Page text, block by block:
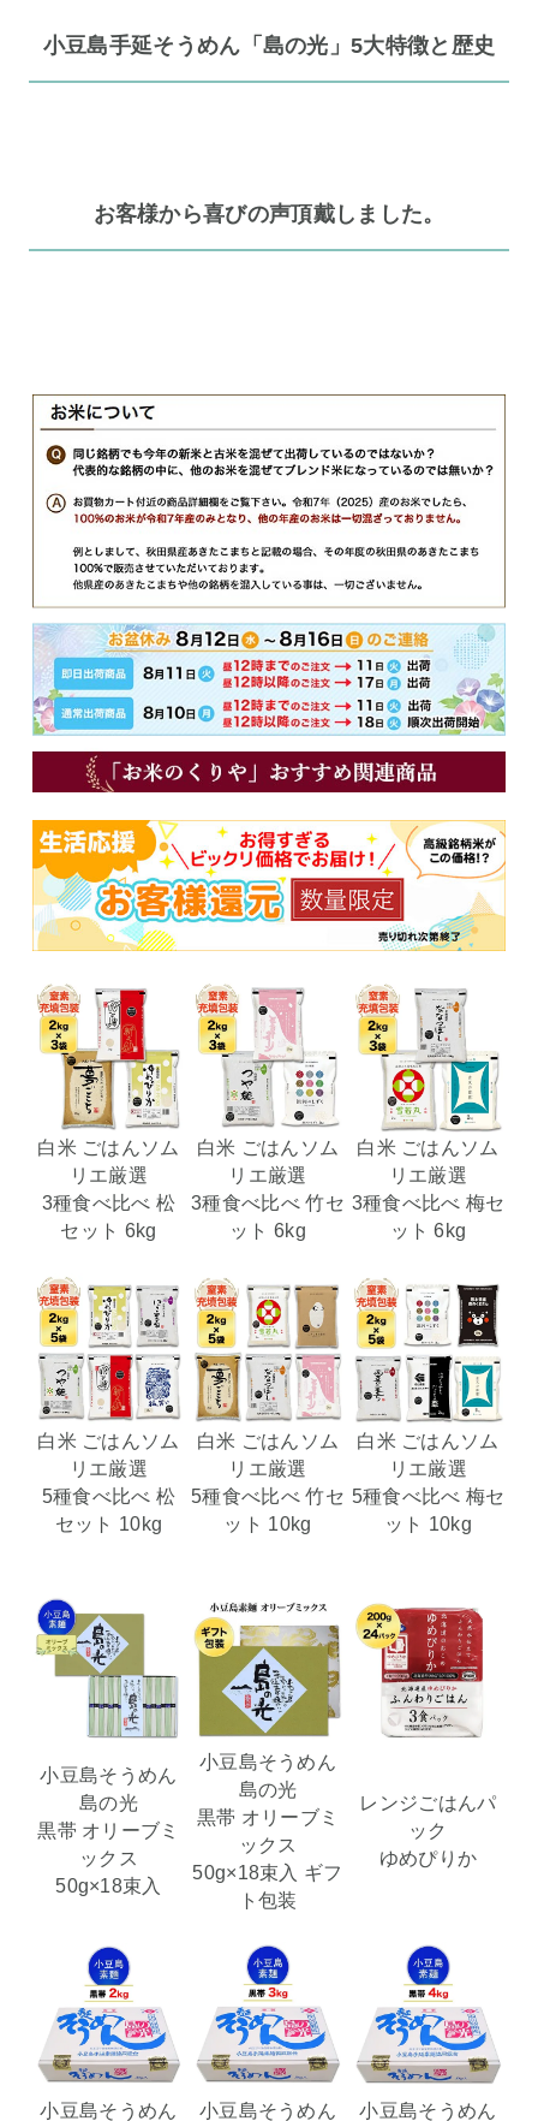
小豆島手延そうめん「島の光」5大特徴と歴史
お客様から喜びの声頂戴しました。
白米 ごはんソム
リエ厳選
3種食べ比べ 松
セット 6kg
白米 ごはんソム
リエ厳選
3種食べ比べ 竹セ
ット 6kg
白米 ごはんソム
リエ厳選
3種食べ比べ 梅セ
ット 6kg
白米 ごはんソム
リエ厳選
5種食べ比べ 松
セット 10kg
白米 ごはんソム
リエ厳選
5種食べ比べ 竹セ
ット 10kg
白米 ごはんソム
リエ厳選
5種食べ比べ 梅セ
ット 10kg
小豆島そうめん
島の光
黒帯 オリーブミ
ックス
50g×18束入
小豆島そうめん
島の光
黒帯 オリーブミ
ックス
50g×18束入 ギフ
ト包装
レンジごはんパ
ック
ゆめぴりか
小豆島そうめん
小豆島そうめん
小豆島そうめん